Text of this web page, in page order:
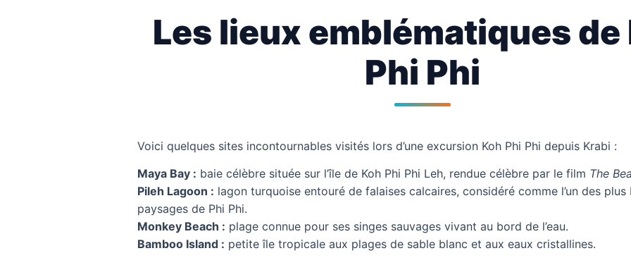
Les lieux emblématiques de
Phi Phi
Voici quelques sites incontournables visités lors d’une excursion Koh Phi Phi depuis Krabi :
Maya Bay : baie célèbre située sur l’île de Koh Phi Phi Leh, rendue célèbre par le film The
Pileh Lagoon : lagon turquoise entouré de falaises calcaires, considéré comme l’un des plus
paysages de Phi Phi.
Monkey Beach : plage connue pour ses singes sauvages vivant au bord de l’eau.
Bamboo Island : petite île tropicale aux plages de sable blanc et aux eaux cristallines.